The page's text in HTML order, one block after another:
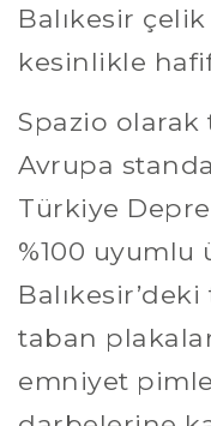
Balıkesir
kesinlikle
Spazio
Avrupa
Türkiye
%100 uyumlu
taban
emniyet